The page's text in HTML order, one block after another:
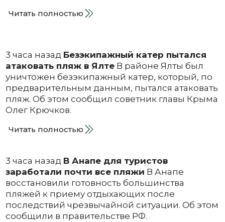
Читать полностью
3 часа назад Безэкипажный катер пытался
атаковать пляж в ЯлтеВ районе Ялты был
уничтожен безэкипажный катер, который, по
предварительным данным, пытался атаковать
пляж. Об этом сообщил советник главы Крыма
Олег Крючков.
Читать полностью
3 часа назад В Анапе для туристов
заработали почти все пляжи В Анапе
восстановили готовность большинства
пляжей к приему отдыхающих после
последствий чрезвычайной ситуации. Об этом
сообщили в правительстве РФ.